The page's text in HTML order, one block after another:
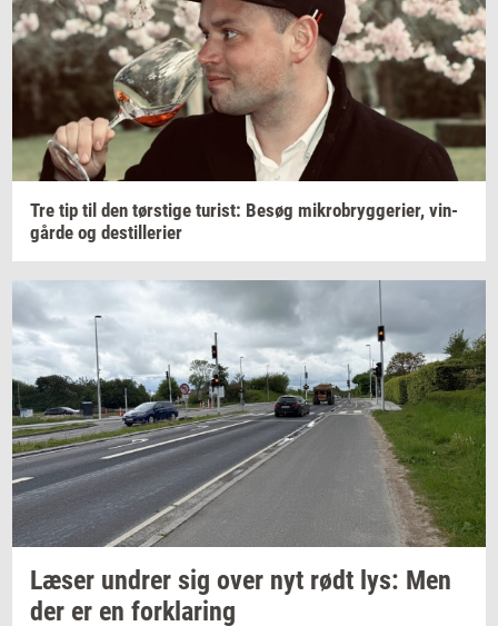
Tre tip til den tørsti­ge turist: Besøg mi­kro­bryg­ge­ri­er, vin­
går­de og destil­le­ri­er
Læser un­drer sig over nyt rødt lys: Men
der er en for­kla­ring